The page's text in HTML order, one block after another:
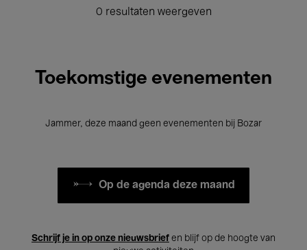
0 resultaten weergeven
Toekomstige evenementen
Jammer, deze maand geen evenementen bij Bozar
Op de agenda deze maand
Schrijf je in op onze nieuwsbrief en blijf op de hoogte van